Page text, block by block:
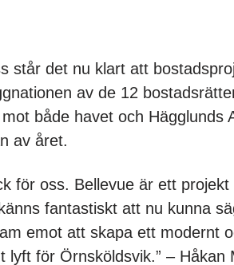
står det nu klart att
av de 12
både havet och Hägglunds
av året.
för oss. Bellevue är ett
fantastiskt att nu kunna
emot att skapa ett modernt
för Örnsköldsvik.” – Håkan